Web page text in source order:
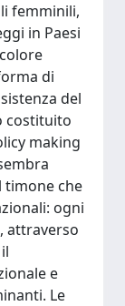
femminili,
in Paesi
di
del
costituito
making
timone che
ogni
attraverso
e
Le